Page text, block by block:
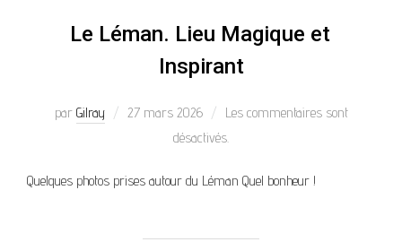
Le Léman. Lieu Magique et
Inspirant
par Gilray 27 mars 2026
Les commentaires sont
désactivés.
Quelques photos prises autour du Léman Quel bonheur !